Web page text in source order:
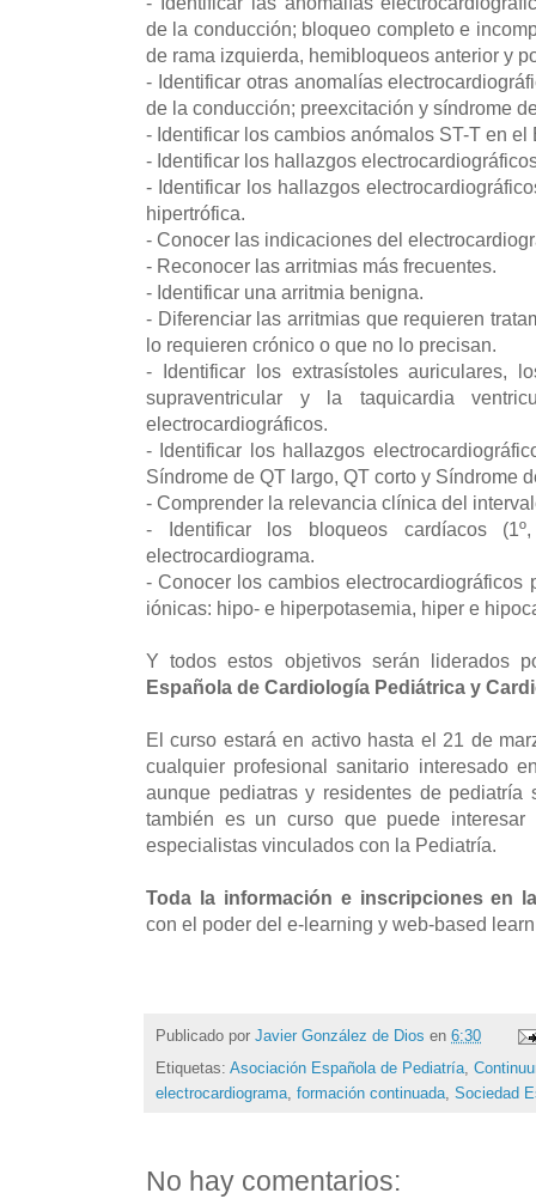
de la conducción; bloqueo completo e
de rama izquierda, hemibloqueos anterior y
- Identificar otras anomalías
de la conducción; preexcitación y síndrome
- Identificar los cambios anómalos ST-T en el
- Identificar los hallazgos
- Identificar los hallazgos
hipertrófica.
- Conocer las indicaciones del
- Reconocer las arritmias más frecuentes.
- Identificar una arritmia benigna.
- Diferenciar las arritmias que requieren
lo requieren crónico o que no lo precisan.
- Identificar los extrasístoles auriculares,
supraventricular y la taquicardia
electrocardiográficos.
- Identificar los hallazgos
Síndrome de QT largo, QT corto y Síndrome
- Comprender la relevancia clínica del
- Identificar los bloqueos cardíacos
electrocardiograma.
- Conocer los cambios electrocardiográficos
iónicas: hipo- e hiperpotasemia, hiper e
Y todos estos objetivos serán liderados
Española de Cardiología Pediátrica y
El curso estará en activo hasta el 21 de
cualquier profesional sanitario interesado
aunque pediatras y residentes de pediatría
también es un curso que puede
especialistas vinculados con la Pediatría.
Toda la información e inscripciones en
con el poder del e-learning y web-based
Publicado por Javier González de Dios en 6:30
Etiquetas: Asociación Española de Pediatría,
electrocardiograma, formación continuada, Sociedad
No hay comentarios: